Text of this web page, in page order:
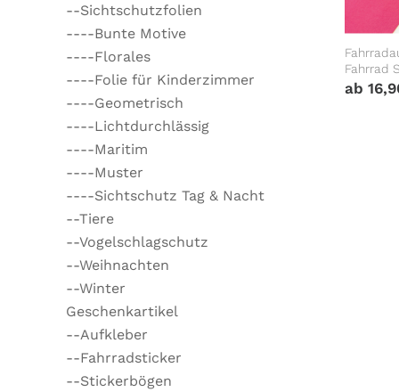
--Sichtschutzfolien
----Bunte Motive
----Florales
----Folie für Kinderzimmer
----Geometrisch
----Lichtdurchlässig
----Maritim
----Muster
----Sichtschutz Tag & Nacht
--Tiere
--Vogelschlagschutz
--Weihnachten
--Winter
Geschenkartikel
--Aufkleber
--Fahrradsticker
--Stickerbögen
Fahrrad
ab